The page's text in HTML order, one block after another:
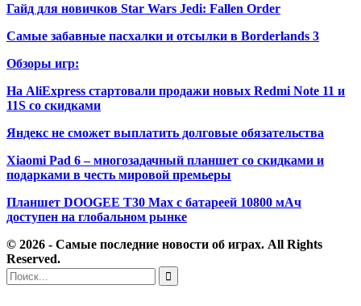
Гайд для новичков Star Wars Jedi: Fallen Order
Самые забавные пасхалки и отсылки в Borderlands 3
Обзоры игр:
На AliExpress стартовали продажи новых Redmi Note 11 и
11S со скидками
Яндекс не сможет выплатить долговые обязательства
Xiaomi Pad 6 – многозадачный планшет со скидками и
подарками в честь мировой премьеры
Планшет DOOGEE T30 Max с батареей 10800 мАч
доступен на глобальном рынке
© 2026 - Самые последние новости об играх. All Rights
Reserved.